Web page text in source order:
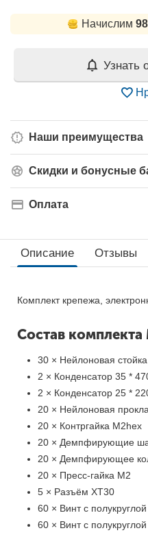
Начислим 98
Узнать
Наши преимущества
Скидки и бонусные
Оплата
Описание Отзывы
Комплект крепежа,
Состав комплекта
30 × Нейлоновая
2 × Конденсатор 35 *
2 × Конденсатор 25 *
20 × Нейлоновая
20 × Контргайка M2hex
20 × Демпфирующие
20 × Демпфирующее
20 × Пресс-гайка M2
5 × Разъём XT30
60 × Винт с
60 × Винт с